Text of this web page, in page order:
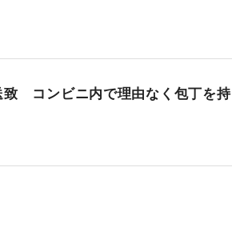
致 コンビニ内で理由なく包丁を持